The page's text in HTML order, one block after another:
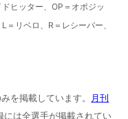
ヒッター、OP＝オポジッ
＝リベロ、R＝レシーバー、
を掲載しています。
月刊
には全選手が掲載されてい